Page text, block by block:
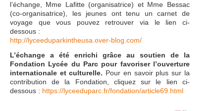
l’échange, Mme Lafitte (organisatrice) et Mme Bessac
(co-organisatrice), les jeunes ont tenu un carnet de
voyage que vous pouvez retrouver via le lien ci-
dessous :
http://lyceeduparkintheusa.over-blog.com/
L’échange a été enrichi grâce au soutien de la
Fondation Lycée du Parc pour favoriser l’ouverture
internationale et culturelle. Pour en savoir plus sur la
contribution de la Fondation, cliquez sur le lien ci-
dessous : https://lyceeduparc.fr/fondation/article69.html